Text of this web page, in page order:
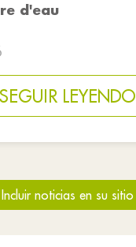
d'eau
SEGUIR LEYENDO
Incluir noticias en su sitio